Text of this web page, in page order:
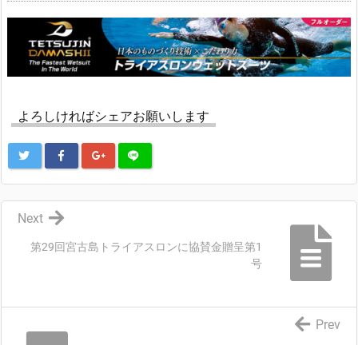
よろしければシェアお願いします
第29回宮古島トライアスロンに協賛金贈呈第1
号
Next
Prev